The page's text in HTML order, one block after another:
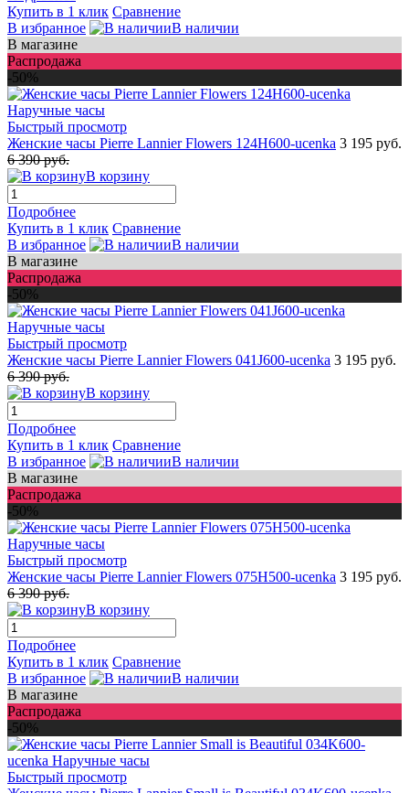
Купить в 1 клик Сравнение
В избранное
В наличии
В магазине
Распродажа
-50%
Быстрый просмотр
Женские часы Pierre Lannier Flowers 124H600-ucenka 3 195 руб.
6 390 руб.
В корзину
Подробнее
Купить в 1 клик Сравнение
В избранное
В наличии
В магазине
Распродажа
-50%
Быстрый просмотр
Женские часы Pierre Lannier Flowers 041J600-ucenka 3 195 руб.
6 390 руб.
В корзину
Подробнее
Купить в 1 клик Сравнение
В избранное
В наличии
В магазине
Распродажа
-50%
Быстрый просмотр
Женские часы Pierre Lannier Flowers 075H500-ucenka 3 195 руб.
6 390 руб.
В корзину
Подробнее
Купить в 1 клик Сравнение
В избранное
В наличии
В магазине
Распродажа
-50%
Быстрый просмотр